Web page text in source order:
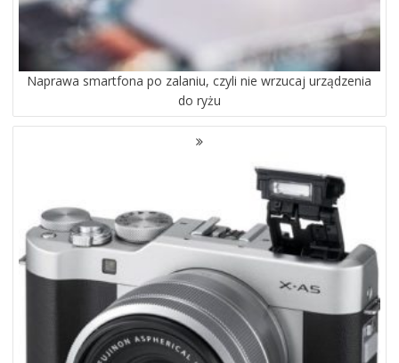
Naprawa smartfona po zalaniu, czyli nie wrzucaj urządzenia
do ryżu